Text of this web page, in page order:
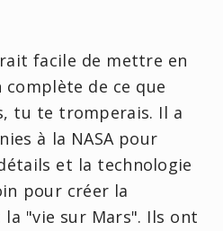
facile de mettre en
de ce que
tu te tromperais. Il a
à la NASA pour
et la technologie
pour créer la
"vie sur Mars". Ils ont